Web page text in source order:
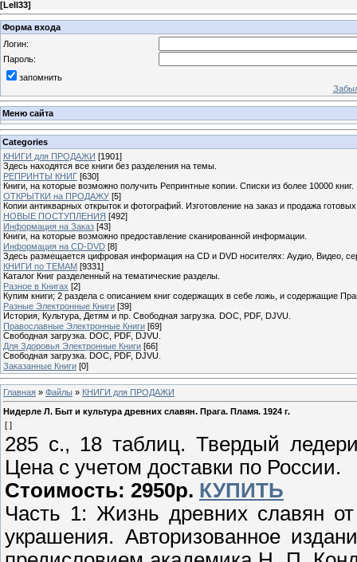
[Lell33]
Форма входа
Логин:
Пароль:
запомнить
Меню сайта
Categories
КНИГИ для ПРОДАЖИ [1901]
Здесь находятся все книги без разделения на темы.
РЕПРИНТЫ КНИГ [630]
Книги, на которые возможно получить Репринтные копии. Списки из более 10000 книг.
ОТКРЫТКИ на ПРОДАЖУ [5]
Копии антикварных открыток и фотографий. Изготовление на заказ и продажа
НОВЫЕ ПОСТУПЛЕНИЯ [492]
Информация на Заказ [43]
Книги, на которые возможно предоставление сканированной информации.
Информация на CD-DVD [8]
Здесь размещается цифровая информация на CD и DVD носителях: Аудио, Видео,
КНИГИ по ТЕМАМ [9331]
Каталог Книг разделенный на тематические разделы.
Разное в Книгах [2]
Купим книги; 2 раздела с описанием книг содержащих в себе ложь, и содержащие
Разные Электронные Книги [39]
История, Культура, Детям и пр. Свободная загрузка. DOC, PDF, DJVU.
Православные Электронные Книги [69]
Свободная загрузка. DOC, PDF, DJVU.
Для Здоровья Электронные Книги [66]
Свободная загрузка. DOC, PDF, DJVU.
Заказанные Книги [0]
Главная » Файлы » КНИГИ для ПРОДАЖИ
Нидерле Л. Быт и культура древних славян. Прага. Пламя. 1924 г.
[ ]
285 с., 18 таблиц. Твердый
Цена с учетом доставки по России.
Стоимость: 2950р. КУПИТЬ
Часть 1: Жизнь древних славян
украшения. Авторизованное